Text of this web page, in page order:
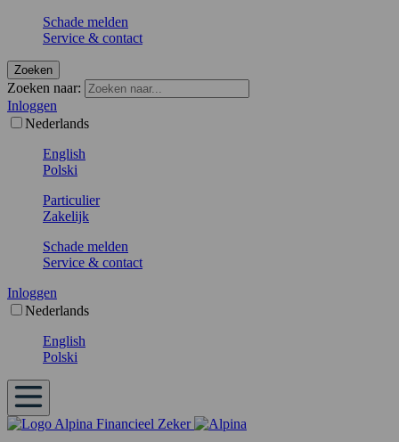
Schade melden
Service & contact
Zoeken
Zoeken naar:
Inloggen
Nederlands
English
Polski
Particulier
Zakelijk
Schade melden
Service & contact
Inloggen
Nederlands
English
Polski